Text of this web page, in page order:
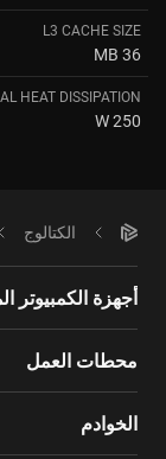
L3 CACHE SIZE
36 MB
HEAT DISSIPATION
250 W
الكتالوج
أجهزة الكمبيوتر
محطات العمل
الخوادم